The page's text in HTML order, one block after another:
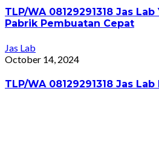
TLP/WA 08129291318 Jas
Pabrik Pembuatan Cepat
Jas Lab
October 14, 2024
TLP/WA 08129291318 Jas